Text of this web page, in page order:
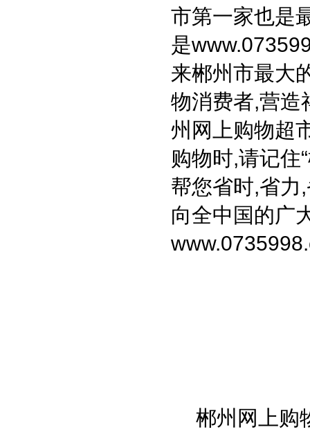
市第一家也是
是
来郴州市最大
物消费者,营造
州网上购物超
购物时,请记住
帮您省时,省力
向全中国的广
郴州网上购